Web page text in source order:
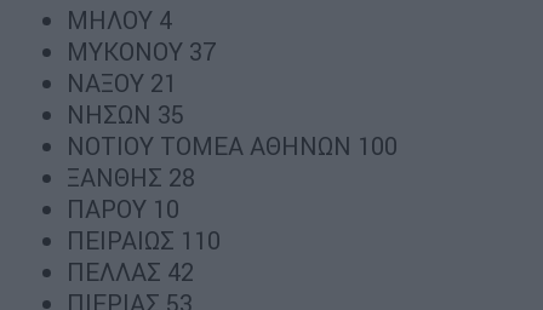
ΜΗΛΟΥ 4
ΜΥΚΟΝΟΥ 37
ΝΑΞΟΥ 21
ΝΗΣΩΝ 35
ΝΟΤΙΟΥ ΤΟΜΕΑ ΑΘΗΝΩΝ 100
ΞΑΝΘΗΣ 28
ΠΑΡΟΥ 10
ΠΕΙΡΑΙΩΣ 110
ΠΕΛΛΑΣ 42
ΠΙΕΡΙΑΣ 53